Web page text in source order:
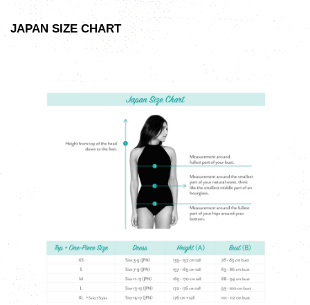
JAPAN SIZE CHART